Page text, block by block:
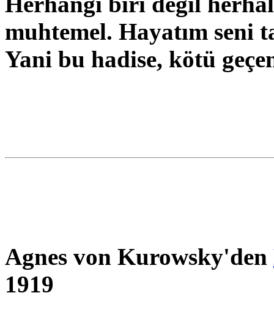
muhtemel. Hayatım seni
Yani bu hadise, kötü
Agnes von Kurowsky'den
1919